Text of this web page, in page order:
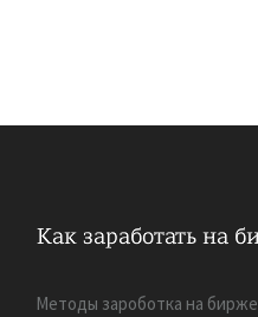
Методы зароботка на бирже